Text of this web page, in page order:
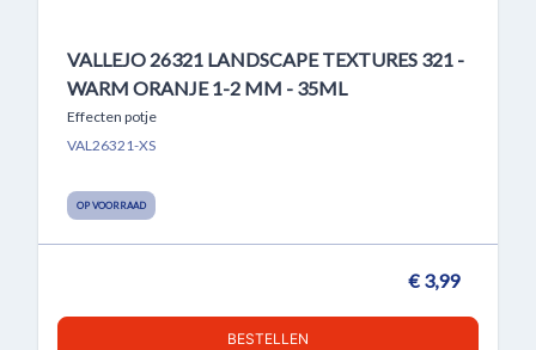
VALLEJO 26321 LANDSCAPE TEXTURES 321 -
WARM ORANJE 1-2 MM - 35ML
Effecten potje
VAL26321-XS
OP VOORRAAD
€ 3,99
BESTELLEN